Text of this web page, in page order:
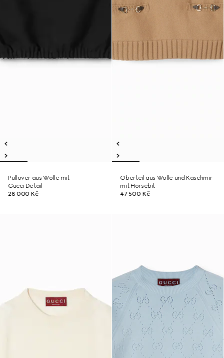
Pullover aus Wolle mit
Gucci Detail
28 000 Kč
Oberteil aus Wolle und Kaschmir
mit Horsebit
47 500 Kč